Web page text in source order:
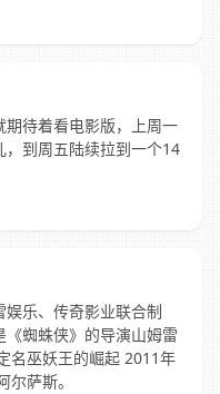
期待着看电影版，上周一
到周五陆续拉到一个14
乐、传奇影业联合制
蜘蛛侠》的导演山姆雷
名巫妖王的崛起 2011年
萨斯。